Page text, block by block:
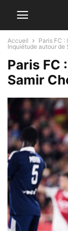
Accueil Paris FC :
Inquiétude autour de
Paris FC
Samir